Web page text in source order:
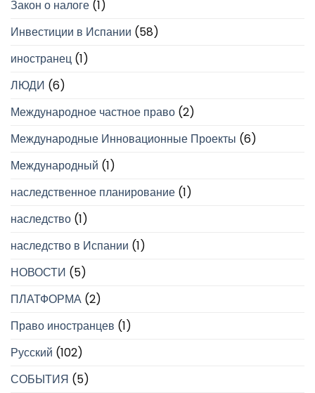
Закон о налоге (1)
Инвестиции в Испании (58)
иностранец (1)
ЛЮДИ (6)
Международное частное право (2)
Международные Инновационные Проекты (6)
Международный (1)
наследственное планирование (1)
наследство (1)
наследство в Испании (1)
НОВОСТИ (5)
ПЛАТФОРМА (2)
Право иностранцев (1)
Русский (102)
СОБЫТИЯ (5)